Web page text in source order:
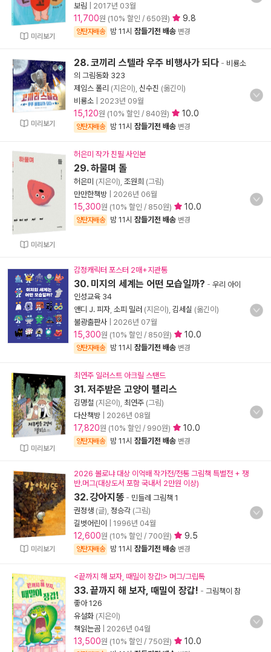
미리보기
보림
2017년 03월
11,700원 (10% 할인 / 650원) 9.8
양탄자배송 밤 11시 잠들기전 배송 변경
미리보기
28. 코끼리 스텔라 우주 비행사가 되다 - 비룡소
의 그림동화 323
제임스 폴리 (지은이), 신수진 (옮긴이)
비룡소
2023년 09월
15,120원 (10% 할인 / 840원) 10.0
양탄자배송 밤 11시 잠들기전 배송 변경
미리보기
허은미 작가 친필 사인본
29. 하물며 돌
허은미 (지은이), 조원희 (그림)
만만한책방
2026년 06월
15,300원 (10% 할인 / 850원) 10.0
양탄자배송 밤 11시 잠들기전 배송 변경
감정캐릭터 포스터 2매+지관통
30. 미지의 세계는 어떤 모습일까? - 우리 아이
인성교육 34
앤디 J. 피자 소피 밀러 (지은이), 김세실 (옮긴이)
불광출판사
2026년 07월
15,300원 (10% 할인 / 850원) 10.0
양탄자배송 밤 11시 잠들기전 배송 변경
미리보기
최연주 일러스트 아크릴 스탠드
31. 저주받은 고양이 펠리스
김명철 (지은이), 최연주 (그림)
다산책방
2026년 08월
17,820원 (10% 할인 / 990원) 10.0
양탄자배송 밤 11시 잠들기전 배송 변경
미리보기
2026 볼로냐 대상 이억배 작가전/전통 그림책 특별전 + 쟁
반.머그(대상도서 포함 국내서 2만원 이상)
32. 강아지똥 - 민들레 그림책 1
권정생 (글), 정승각 (그림)
길벗어린이
1996년 04월
12,600원 (10% 할인 / 700원) 9.5
양탄자배송 밤 11시 잠들기전 배송 변경
<끝까지 해 보자, 때밀이 장갑!> 머그/그립톡
33. 끝까지 해 보자, 때밀이 장갑! - 그림책이 참
좋아 126
유설화 (지은이)
책읽는곰
2026년 04월
13,500원 (10% 할인 / 750원) 10.0